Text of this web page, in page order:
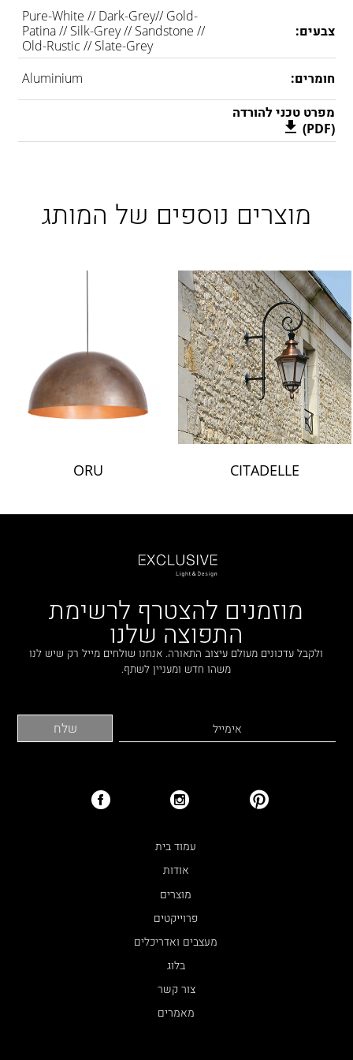
ROGER PRADIER
GROK
צבעים:
Pure-White // Dark-Grey// Gold-
Patina // Silk-Grey // Sandstone //
Old-Rustic // Slate-Grey
חומרים:
Aluminium
מפרט טכני להורדה
(PDF)
מוצרים נוספים של המותג
CITADELLE
ORU
מוזמנים להצטרף לרשימת
התפוצה שלנו
ולקבל עדכונים מעולם עיצוב התאורה. אנחנו שולחים מייל רק שיש לנו
משהו חדש ומעניין לשתף.
עמוד בית
אודות
מוצרים
פרוייקטים
מעצבים ואדריכלים
בלוג
צור קשר
מאמרים